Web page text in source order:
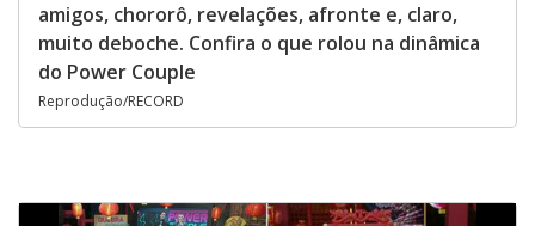
amigos, chororô, revelações, afronte e, claro,
muito deboche. Confira o que rolou na dinâmica
do Power Couple
Reprodução/RECORD